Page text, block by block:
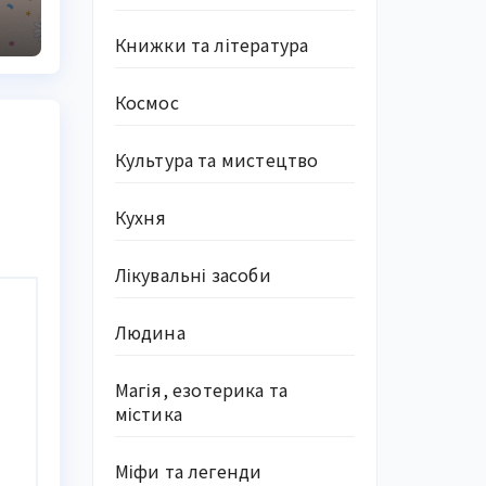
Книжки та література
Космос
Культура та мистецтво
Кухня
Лікувальні засоби
Людина
Магія, езотерика та
містика
Міфи та легенди